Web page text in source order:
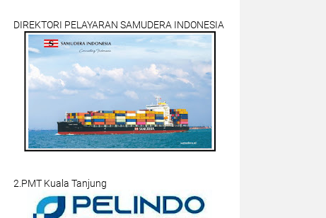
DIREKTORI PELAYARAN SAMUDERA INDONESIA
2.PMT Kuala Tanjung